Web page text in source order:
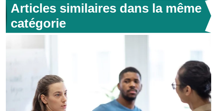
Articles similaires dans la même
catégorie